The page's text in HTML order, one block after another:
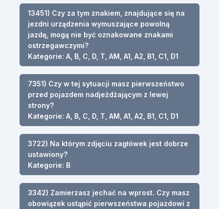
13451) Czy za tym znakiem, znajdujące się na
jezdni urządzenia wymuszające powolną
jazdę, mogą nie być oznakowane znakami
ostrzegawczymi?
Kategorie: A, B, C, D, T, AM, A1, A2, B1, C1, D1
7351) Czy w tej sytuacji masz pierwszeństwo
przed pojazdem nadjeżdżającym z lewej
strony?
Kategorie: A, B, C, D, T, AM, A1, A2, B1, C1, D1
3722) Na którym zdjęciu zagłówek jest dobrze
ustawiony?
Kategorie: B
3342) Zamierzasz jechać na wprost. Czy masz
obowiązek ustąpić pierwszeństwa pojazdowi z